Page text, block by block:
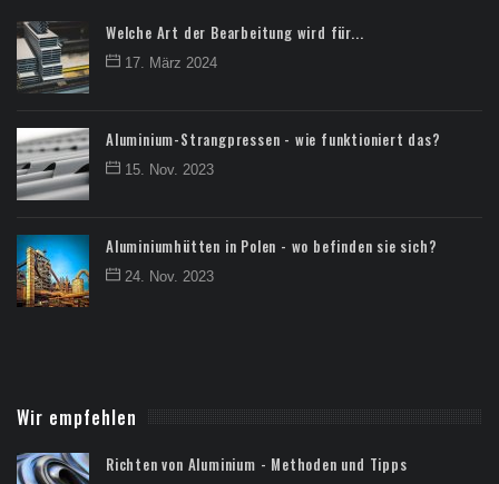
Welche Art der Bearbeitung wird für...
17. März 2024
Aluminium-Strangpressen - wie funktioniert das?
15. Nov. 2023
Aluminiumhütten in Polen - wo befinden sie sich?
24. Nov. 2023
Wir empfehlen
Richten von Aluminium - Methoden und Tipps